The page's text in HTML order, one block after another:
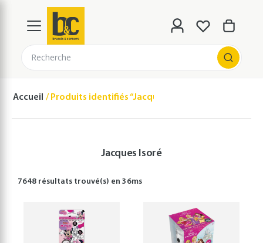
Recherche
Accueil Produits identifiés “Jacques Isoré”
Jacques Isoré
7648 résultats trouvé(s) en36ms